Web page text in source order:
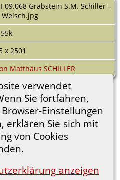
verwendet
Sie fortfahren,
Einstellungen
erklären Sie sich mit
von Cookies
anzeigen
09.068 Grabstein S.M. Schiller -
Welsch.jpg
x 2501
Matthäus SCHILLER
«1 ... 3337
3338
3343 3344 3345
...
of Genealogy Sitebuildingv. 15.0.1,